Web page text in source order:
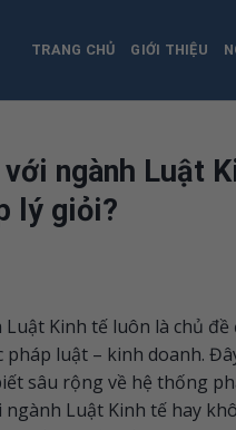
TRANG CHỦ GIỚI THIỆU
ngành Luật
lý giỏi?
Kinh tế luôn là chủ
luật – kinh doanh.
sâu rộng về hệ thống
Luật Kinh tế hay